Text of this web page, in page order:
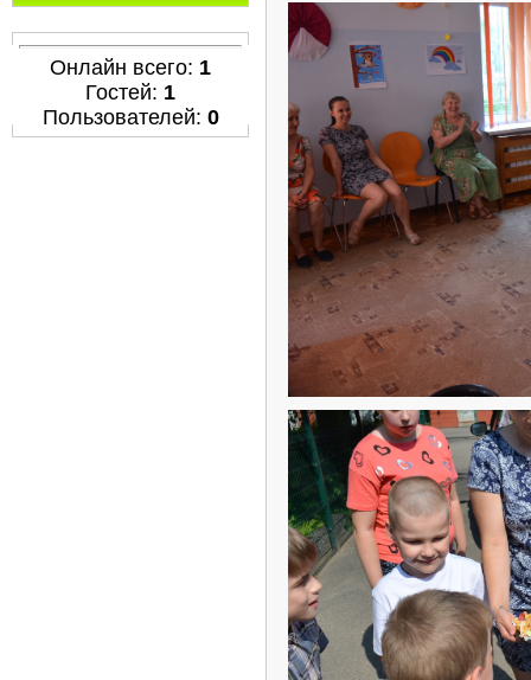
Онлайн всего: 1
Гостей: 1
Пользователей: 0